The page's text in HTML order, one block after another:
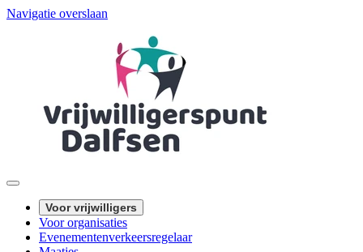
Navigatie overslaan
Voor vrijwilligers
Voor organisaties
Evenementenverkeersregelaar